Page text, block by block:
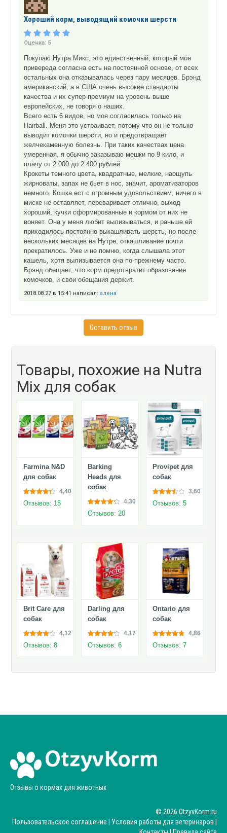
Хороший корм, выводящий комочки шерсти
Оценка: 5
Покупаю Нутра Микс, это единственный, который моя
привереда согласна есть на постоянной основе, от всех
остальных она отказывалась через пару месяцев. Брэнд
американский, а в США очень высокие стандарты
качества и их супер-премиум на уровень выше
европейских, не говоря о наших.
Всего есть 6 видов, но моя согласилась только на
Hairball. Меня это устраивает, потому что он не только
выводит комочки шерсти, но и предотвращает
желчекаменную болезнь. При таких качествах цена
умеренная, я обычно заказываю мешки по 9 кило, и
плачу от 2 000 до 2 400 рублей.
Крокеты темного цвета, квадратные, мелкие, наощупь
жирноваты, запах не бьет в нос, значит, ароматизаторов
немного. Кошка ест с огромным удовольствием, ничего в
миске не оставляет, переваривает отлично, выход
хороший, кучки сформированные и кормом от них не
воняет. Она у меня любит вылизываться, и раньше ей
приходилось постоянно выкашливать шерсть, но после
нескольких месяцев на Нутре, откашливание почти
прекратилось. Уже и не помню, когда слышала этот
кашель, хотя вылизывается она по-прежнему часто.
Брэнд обещает, что корм предотвратит образование
комочков, и свои обещания держит.
2018.08.27 в 15:41 написал: алена
Оставить отзыв
Товары, похожие на Nutra
Mix для собак
Farmina N&D
для собак
4,40
Отзывов: 15
Barking
Heads для
собак
4,30
Отзывов: 20
Provipet для
собак
3,60
Отзывов: 5
Brit Care для
собак
4,12
Отзывов: 8
Darling для
собак
4,17
Отзывов: 6
Ontario для
собак
4,86
Отзывов: 7
Отзывы о кормах для животных
© 2026 OtzyvKorm.ru
Пользовательское соглашение
Условия работы для ветеринаров